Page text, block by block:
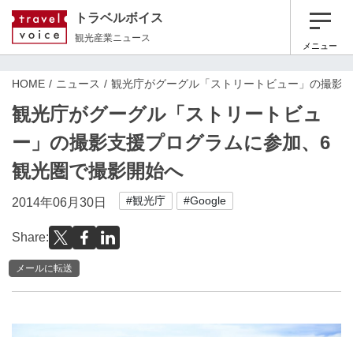
トラベルボイス
観光産業ニュース
メニュー
HOME ニュース 観光庁がグーグル「ストリートビュー」の撮影
観光庁がグーグル「ストリートビュ
ー」の撮影支援プログラムに参加、6
観光圏で撮影開始へ
2014年06月30日 #観光庁 #Google
Share:
メールに転送